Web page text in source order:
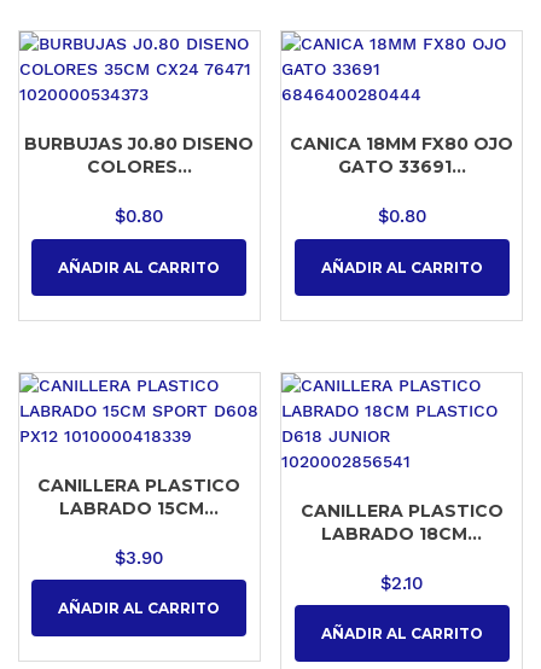
BURBUJAS J0.80 DISENO
COLORES...
$0.80
AÑADIR AL CARRITO
CANICA 18MM FX80 OJO
GATO 33691...
$0.80
AÑADIR AL CARRITO
CANILLERA PLASTICO
LABRADO 15CM...
$3.90
AÑADIR AL CARRITO
CANILLERA PLASTICO
LABRADO 18CM...
$2.10
AÑADIR AL CARRITO